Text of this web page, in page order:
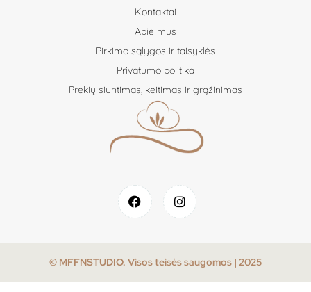
Kontaktai
Apie mus
Pirkimo sąlygos ir taisyklės
Privatumo politika
Prekių siuntimas, keitimas ir grąžinimas
© MFFNSTUDIO. Visos teisės saugomos | 2025